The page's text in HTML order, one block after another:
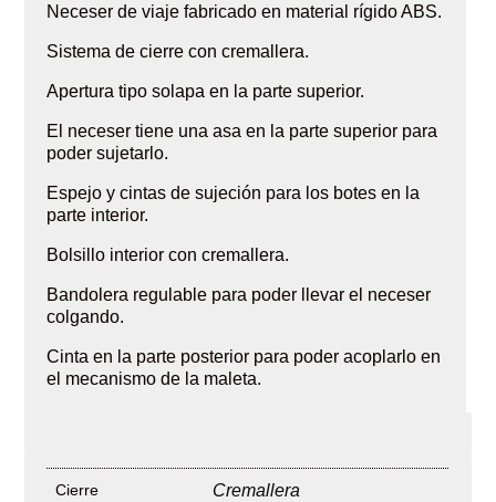
Neceser de viaje fabricado en material rígido ABS.
Sistema de cierre con cremallera.
Apertura tipo solapa en la parte superior.
El neceser tiene una asa en la parte superior para
poder sujetarlo.
Espejo y cintas de sujeción para los botes en la
parte interior.
Bolsillo interior con cremallera.
Bandolera regulable para poder llevar el neceser
colgando.
Cinta en la parte posterior para poder acoplarlo en
el mecanismo de la maleta.
Cierre Cremallera